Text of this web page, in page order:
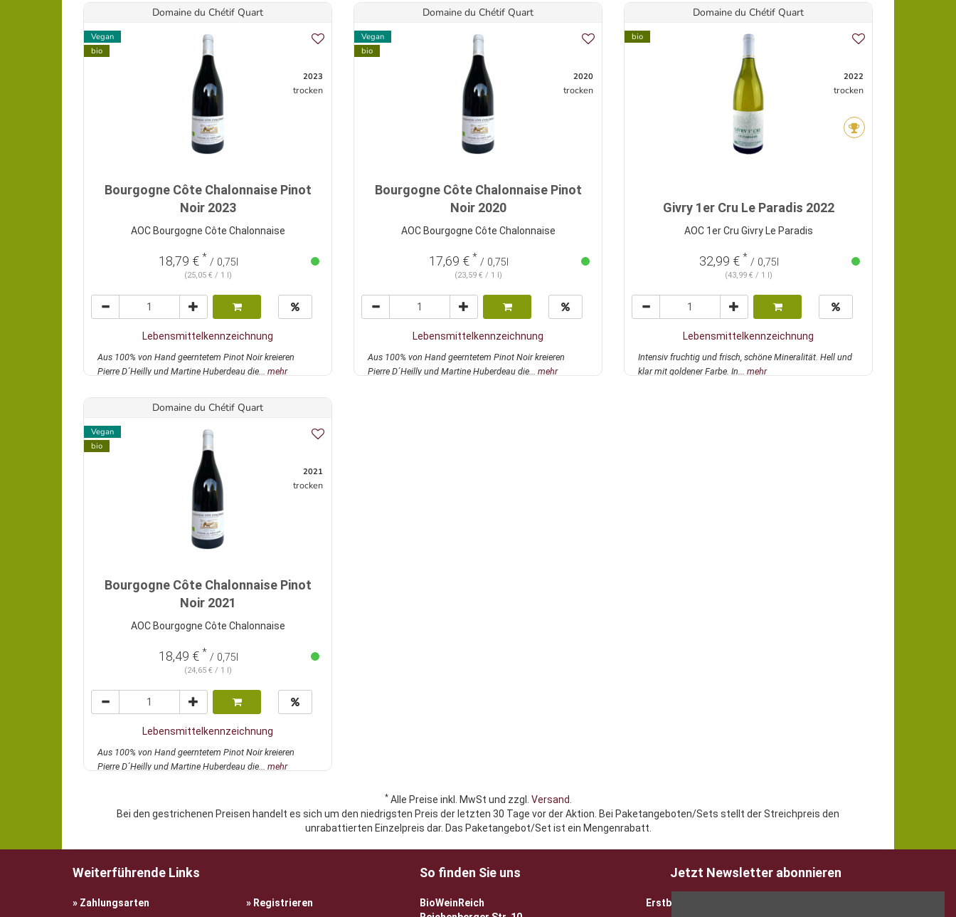
Domaine du Chétif Quart
Vegan
bio
2023
trocken
Bourgogne Côte Chalonnaise Pinot
Noir 2023
AOC Bourgogne Côte Chalonnaise
18,79 € * / 0,75l
(25,05 € / 1 l)
Lebensmittelkennzeichnung
Aus 100% von Hand geerntetem Pinot Noir kreieren
Pierre D´Heilly und Martine Huberdeau die... mehr
Domaine du Chétif Quart
Vegan
bio
2020
trocken
Bourgogne Côte Chalonnaise Pinot
Noir 2020
AOC Bourgogne Côte Chalonnaise
17,69 € * / 0,75l
(23,59 € / 1 l)
Lebensmittelkennzeichnung
Aus 100% von Hand geerntetem Pinot Noir kreieren
Pierre D´Heilly und Martine Huberdeau die... mehr
Domaine du Chétif Quart
bio
2022
trocken
Givry 1er Cru Le Paradis 2022
AOC 1er Cru Givry Le Paradis
32,99 € * / 0,75l
(43,99 € / 1 l)
Lebensmittelkennzeichnung
Intensiv fruchtig und frisch, schöne Mineralität. Hell und
klar mit goldener Farbe. In... mehr
Domaine du Chétif Quart
Vegan
bio
2021
trocken
Bourgogne Côte Chalonnaise Pinot
Noir 2021
AOC Bourgogne Côte Chalonnaise
18,49 € * / 0,75l
(24,65 € / 1 l)
Lebensmittelkennzeichnung
Aus 100% von Hand geerntetem Pinot Noir kreieren
Pierre D´Heilly und Martine Huberdeau die... mehr
*Alle Preise inkl. MwSt und zzgl. Versand.
Bei den gestrichenen Preisen handelt es sich um den niedrigsten Preis der letzten 30 Tage vor der Aktion. Bei Paketangeboten/Sets stellt der Streichpreis den
unrabattierten Einzelpreis dar. Das Paketangebot/Set ist ein Mengenrabatt.
Weiterführende Links
Zahlungsarten Registrieren
So finden Sie uns
BioWeinReich
Jetzt Newsletter abonnieren
Erstbesteller sparen 5 EUR mit Gutscheincode